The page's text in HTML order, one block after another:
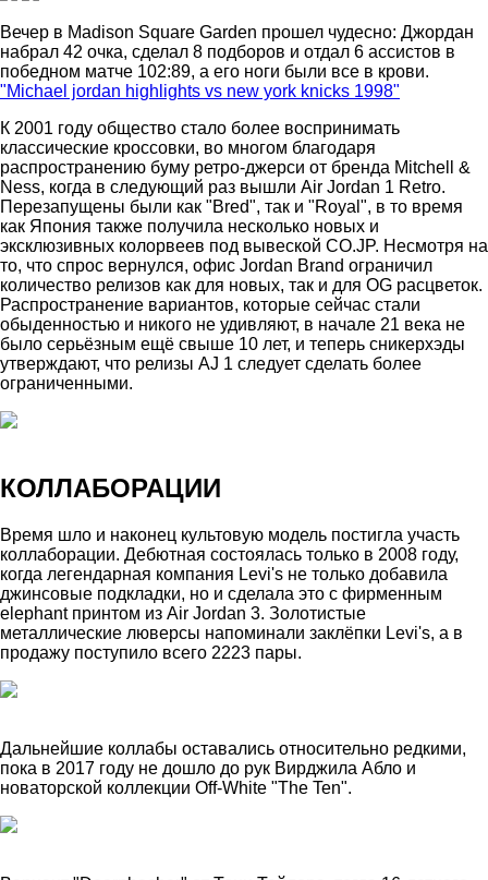
Вечер в Madison Square Garden прошел чудесно: Джордан
набрал 42 очка, сделал 8 подборов и отдал 6 ассистов в
победном матче 102:89, а его ноги были все в крови.
"Michael jordan highlights vs new york knicks 1998"
К 2001 году общество стало более воспринимать
классические кроссовки, во многом благодаря
распространению буму ретро-джерси от бренда Mitchell &
Ness, когда в следующий раз вышли Air Jordan 1 Retro.
Перезапущены были как "Bred", так и "Royal", в то время
как Япония также получила несколько новых и
эксклюзивных колорвеев под вывеской CO.JP. Несмотря на
то, что спрос вернулся, офис Jordan Brand ограничил
количество релизов как для новых, так и для OG расцветок.
Распространение вариантов, которые сейчас стали
обыденностью и никого не удивляют, в начале 21 века не
было серьёзным ещё свыше 10 лет, и теперь сникерхэды
утверждают, что релизы AJ 1 следует сделать более
ограниченными.
КОЛЛАБОРАЦИИ
Время шло и наконец культовую модель постигла участь
коллаборации. Дебютная состоялась только в 2008 году,
когда легендарная компания Levi's не только добавила
джинсовые подкладки, но и сделала это с фирменным
elephant принтом из Air Jordan 3. Золотистые
металлические люверсы напоминали заклёпки Levi's, а в
продажу поступило всего 2223 пары.
Дальнейшие коллабы оставались относительно редкими,
пока в 2017 году не дошло до рук Вирджила Абло и
новаторской коллекции Off-White "The Ten".